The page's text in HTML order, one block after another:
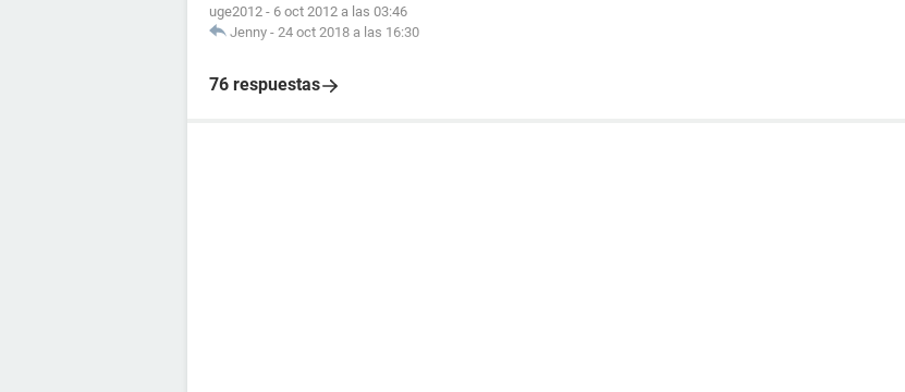
uge2012 - 6 oct 2012 a las 03:46
Jenny - 24 oct 2018 a las 16:30
76 respuestas